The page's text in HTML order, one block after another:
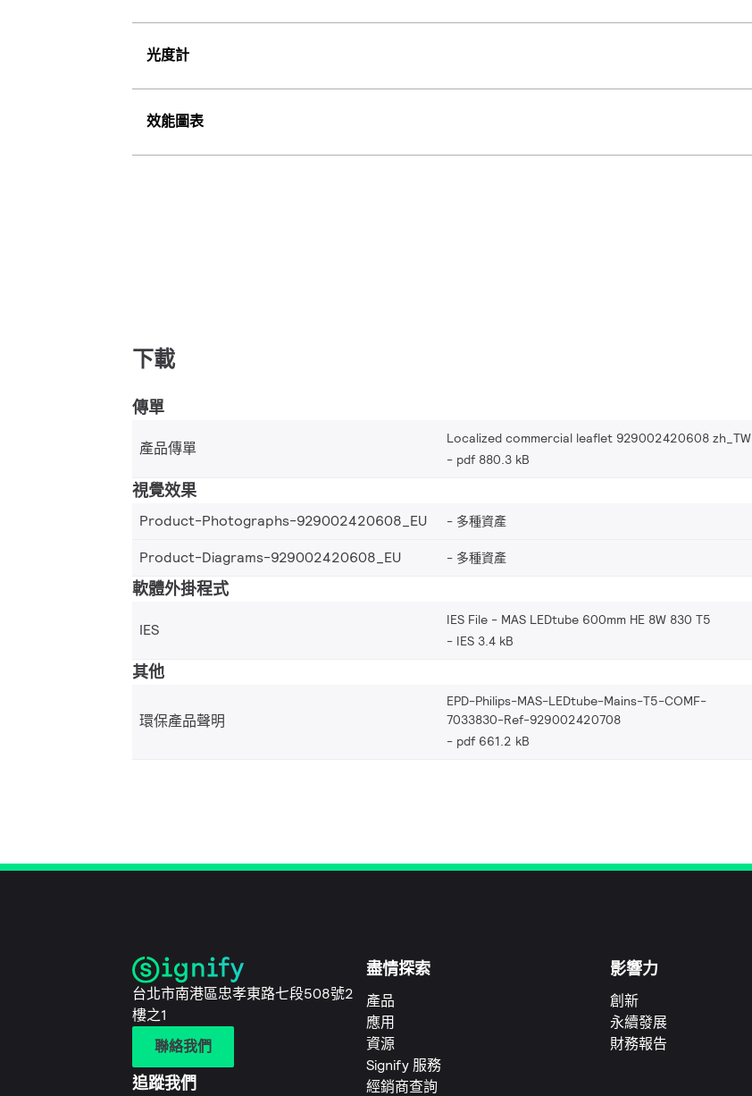
光度計
效能圖表
下載
傳單
產品傳單
Localized commercial leaflet 929002420608 zh_TW
pdf 880.3 kB
視覺效果
Product-Photographs-929002420608_EU 多種資產
Product-Diagrams-929002420608_EU
多種資產
軟體外掛程式
IES
IES File - MAS LEDtube 600mm HE 8W 830 T5
IES 3.4 kB
其他
環保產品聲明
EPD-Philips-MAS-LEDtube-Mains-T5-COMF-
7033830-Ref-929002420708
pdf 661.2 kB
台北市南港區忠孝東路七段508號2
樓之1
聯絡我們
追蹤我們
盡情探索
產品
應用
資源
Signify 服務
經銷商查詢
影響力
創新
永續發展
財務報告